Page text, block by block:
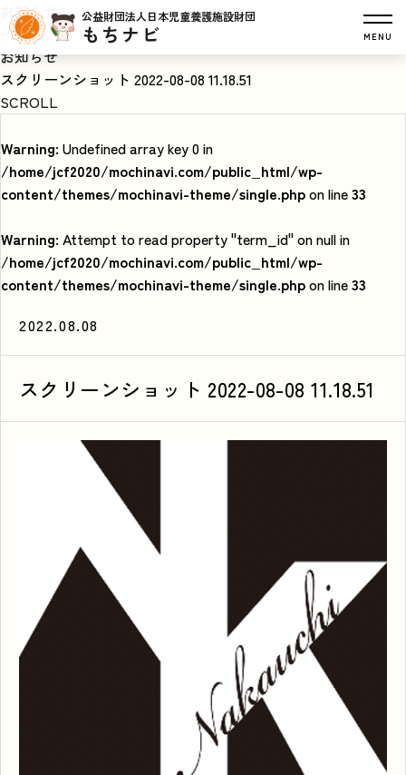
公益財団法人日本児童養護施設財団
もちナビ MENU
お知らせ
HOME
お知らせ
スクリーンショット 2022-08-08 11.18.51
SCROLL
Warning: Undefined array key 0 in
/home/jcf2020/mochinavi.com/public_html/wp-
content/themes/mochinavi-theme/single.phpon line33
Warning: Attempt to read property "term_id" on null in
/home/jcf2020/mochinavi.com/public_html/wp-
content/themes/mochinavi-theme/single.phpon line33
2022.08.08
スクリーンショット 2022-08-08 11.18.51